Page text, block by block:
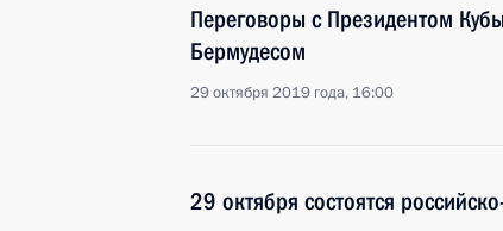
Переговоры с Президентом
Бермудесом
29 октября 2019 года, 16:00
29 октября состоятся